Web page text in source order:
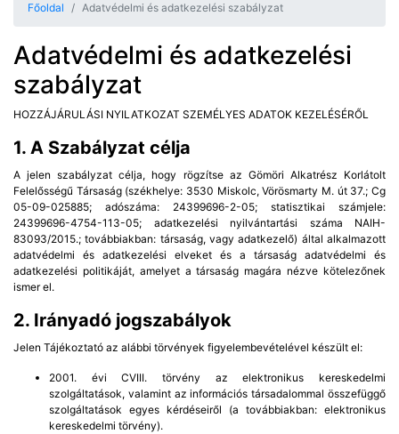
Főoldal Adatvédelmi és adatkezelési szabályzat
Adatvédelmi és adatkezelési
szabályzat
HOZZÁJÁRULÁSI NYILATKOZAT SZEMÉLYES ADATOK KEZELÉSÉRŐL
1. A Szabályzat célja
A jelen szabályzat célja, hogy rögzítse az Gömöri Alkatrész Korlátolt
Felelősségű Társaság (székhelye: 3530 Miskolc, Vörösmarty M. út 37.; Cg
05-09-025885; adószáma: 24399696-2-05; statisztikai számjele:
24399696-4754-113-05; adatkezelési nyilvántartási száma NAIH-
83093/2015.; továbbiakban: társaság, vagy adatkezelő) által alkalmazott
adatvédelmi és adatkezelési elveket és a társaság adatvédelmi és
adatkezelési politikáját, amelyet a társaság magára nézve kötelezőnek
ismer el.
2. Irányadó jogszabályok
Jelen Tájékoztató az alábbi törvények figyelembevételével készült el:
2001. évi CVIII. törvény az elektronikus kereskedelmi
szolgáltatások, valamint az információs társadalommal összefüggő
szolgáltatások egyes kérdéseiről (a továbbiakban: elektronikus
kereskedelmi törvény).